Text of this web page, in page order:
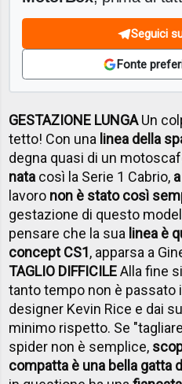
Seguici
Fonte
GESTAZIONE LUNGAUn
tetto! Con una linea della
degna quasi di un
nata così la Serie 1 Cabrio,
lavoro non è stato così
gestazione di questo
pensare che la sua linea è
concept CS1, apparsa a
TAGLIO DIFFICILEAlla fine
tanto tempo non è passato
designer Kevin Rice e dai
minimo rispetto. Se
spider non è semplice,
compatta è una bella gatta